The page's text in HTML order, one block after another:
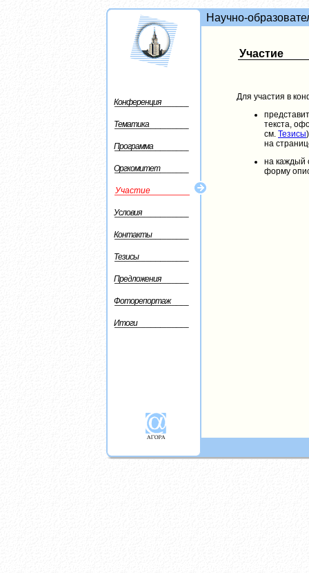
Научно-
Участие
Конференция
Тематика
Программа
Оргкомитет
Участие
Условия
Контакты
Тезисы
Предложения
Фоторепортаж
Итоги
Для участия в
текста,
см. Тезисы
на
на каждый
форму